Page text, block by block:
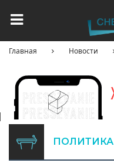
Главная Новости
ПОЛИТИКА